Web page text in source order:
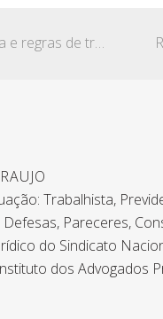
Reforma previdenciária e regras de transição
Trabalhista,
Defesas, Pareceres,
do Sindicato
dos Advogados